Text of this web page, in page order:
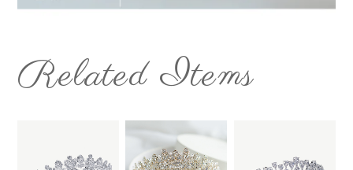
Related Items